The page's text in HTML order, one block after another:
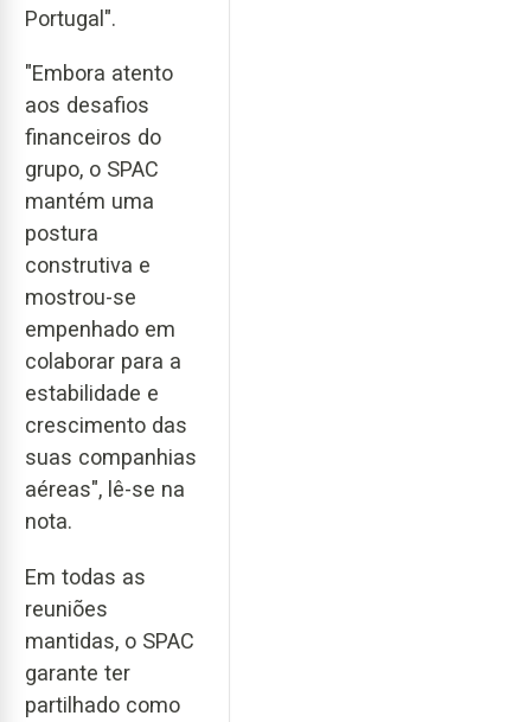
Portugal".
"Embora atento
aos desafios
financeiros do
grupo, o SPAC
mantém uma
postura
construtiva e
mostrou-se
empenhado em
colaborar para a
estabilidade e
crescimento das
suas companhias
aéreas", lê-se na
nota.
Em todas as
reuniões
mantidas, o SPAC
garante ter
partilhado como